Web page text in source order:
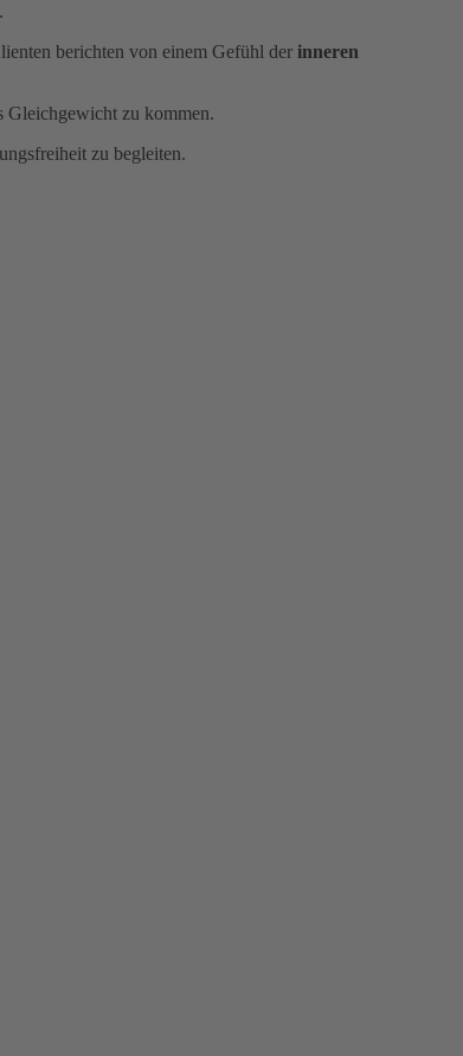
berichten von einem Gefühl der inneren
Gleichgewicht zu kommen.
zu begleiten.